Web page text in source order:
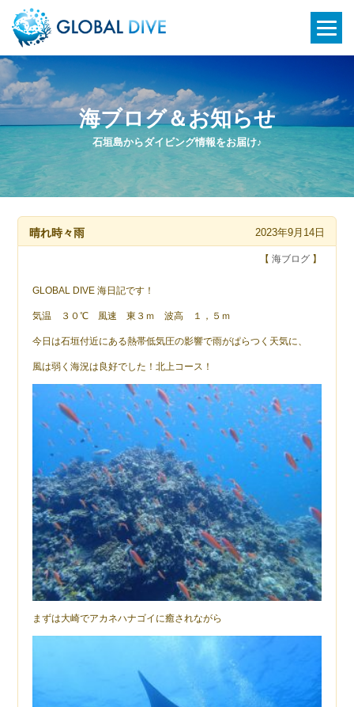
石垣島からダイビング情報をお届け♪
海ブログ＆お知らせ
晴れ時々雨 2023年9月14日
【 海ブログ】
GLOBAL DIVE 海日記です！
気温 ３０℃ 風速 東３ｍ 波高 １，５ｍ
今日は石垣付近にある熱帯低気圧の影響で雨がぱらつく天気に、
風は弱く海況は良好でした！北上コース！
まずは大崎でアカネハナゴイに癒されながら